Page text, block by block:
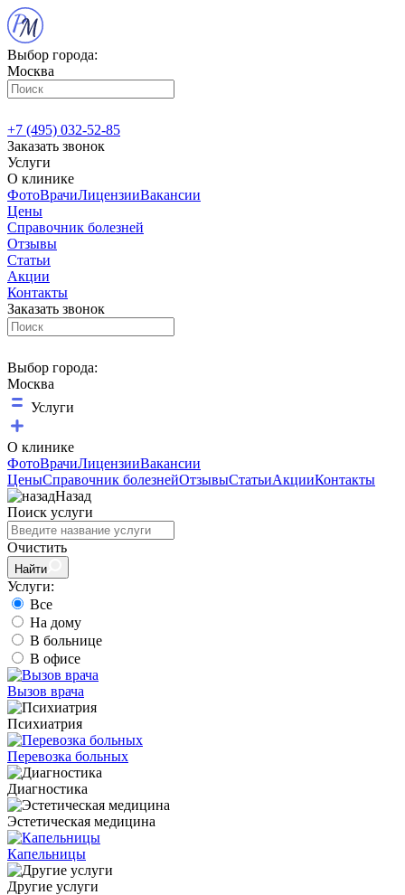
Выбор города:
Москва
+7 (495) 032-52-85
Заказать звонок
Услуги
О клинике
ФотоВрачиЛицензииВакансии
Цены
Справочник болезней
Отзывы
Статьи
Акции
Контакты
Заказать звонок
Выбор города:
Москва
Услуги
О клинике
ФотоВрачиЛицензииВакансии
ЦеныСправочник болезнейОтзывыСтатьиАкцииКонтакты
Назад
Поиск услуги
Очистить
Найти
Услуги:
Все
На дому
В больнице
В офисе
Вызов врача
Психиатрия
Перевозка больных
Диагностика
Эстетическая медицина
Капельницы
Другие услуги